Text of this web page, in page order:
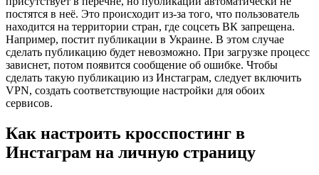
постятся в неё. Это происходит из-за того, что пользователь
находится на территории стран, где соцсеть ВК запрещена.
Например, постит публикации в Украине. В этом случае
сделать публикацию будет невозможно. При загрузке процесс
зависнет, потом появится сообщение об ошибке. Чтобы
сделать такую публикацию из Инстаграм, следует включить
VPN, создать соответствующие настройки для обоих
сервисов.
Как настроить кросспостинг в
Инстаграм на личную страницу